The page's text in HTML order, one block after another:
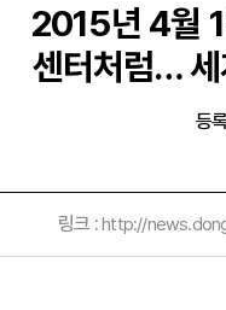
2015년 4월
센터처럼… 세
등
링크 :http://